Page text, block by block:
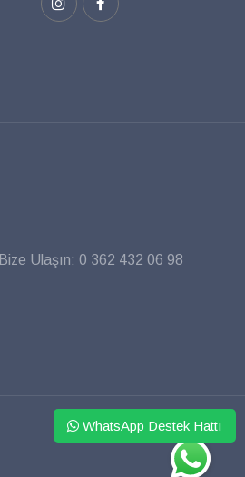
Bize Ulaşın:0 362 432 06 98
WHATSAPP
WhatsApp Destek Hattı